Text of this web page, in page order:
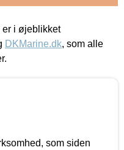
i øjeblikket
DKMarine.dk, som alle
som siden